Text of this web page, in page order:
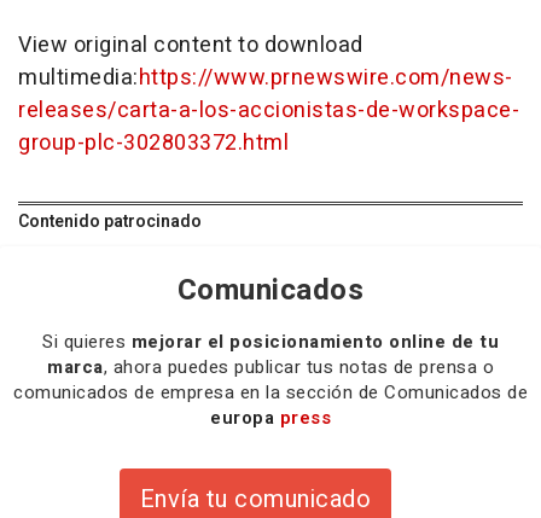
View original content to download
multimedia:https://www.prnewswire.com/news-
releases/carta-a-los-accionistas-de-workspace-
group-plc-302803372.html
Contenido patrocinado
Comunicados
Si quieres mejorar el posicionamiento online de tu
marca, ahora puedes publicar tus notas de prensa o
comunicados de empresa en la sección de Comunicados de
europa press
Envía tu comunicado